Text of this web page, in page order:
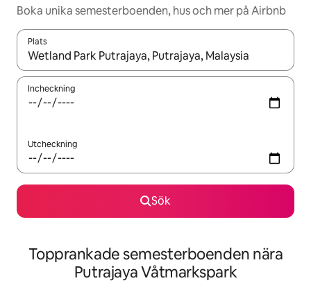
Boka unika semesterboenden, hus och mer på Airbnb
Plats
När resultaten är tillgängliga kan du navigera med upp- och
Incheckning
Utcheckning
Sök
Topprankade semesterboenden nära
Putrajaya Våtmarkspark